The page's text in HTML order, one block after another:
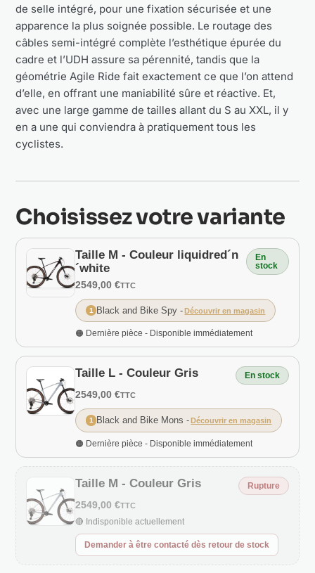
de selle intégré, pour une fixation sécurisée et une
apparence la plus soignée possible. Le routage des
câbles semi-intégré complète l’esthétique épurée du
cadre et l’UDH assure sa pérennité, tandis que la
géométrie Agile Ride fait exactement ce que l’on attend
d’elle, en offrant une maniabilité sûre et réactive. Et,
avec une large gamme de tailles allant du S au XXL, il y
en a une qui conviendra à pratiquement tous les
cyclistes.
Choisissez votre variante
Taille M - Couleur liquidred´n
´white
En
stock
2549,00 €TTC
1 Black and Bike Spy - Découvrir en magasin
🟠 Dernière pièce - Disponible immédiatement
Taille L - Couleur Gris En stock
2549,00 €TTC
1 Black and Bike Mons - Découvrir en magasin
🟠 Dernière pièce - Disponible immédiatement
Taille M - Couleur Gris Rupture
2549,00 €TTC
🔴 Indisponible actuellement
Demander à être contacté dès retour de stock